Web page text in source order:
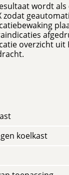
wordt
zodat
overzicht uit
koelkast